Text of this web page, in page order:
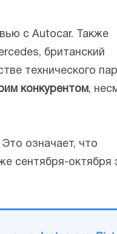
с Autocar. Также
британский
технического
конкурентом,
Это означает, что
сентября-октября